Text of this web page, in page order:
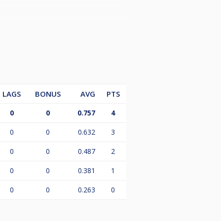
å holde oss til tidsskjema så
LAGS BONUS AVG
PTS
0 0 0.757 4
0 0 0.632 3
0 0 0.487 2
0 0 0.381 1
0 0 0.263 0